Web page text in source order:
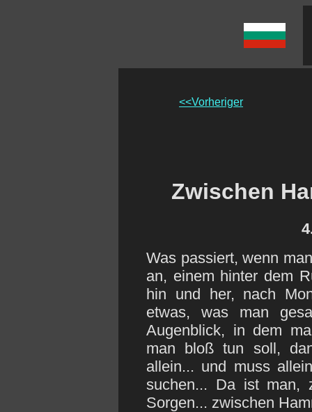
<<Vorheriger
Zwischen
Was passiert, wenn
an, einem hinter dem
hin und her, nach
etwas, was man
Augenblick, in dem
man bloß tun soll,
allein... und muss
suchen... Da ist man,
Sorgen... zwischen